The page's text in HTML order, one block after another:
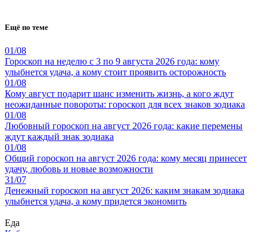
Ещё по теме
01/08
Гороскоп на неделю с 3 по 9 августа 2026 года: кому
улыбнется удача, а кому стоит проявить осторожность
01/08
Кому август подарит шанс изменить жизнь, а кого ждут
неожиданные повороты: гороскоп для всех знаков зодиака
01/08
Любовный гороскоп на август 2026 года: какие перемены
ждут каждый знак зодиака
01/08
Общий гороскоп на август 2026 года: кому месяц принесет
удачу, любовь и новые возможности
31/07
Денежный гороскоп на август 2026: каким знакам зодиака
улыбнется удача, а кому придется экономить
Еда